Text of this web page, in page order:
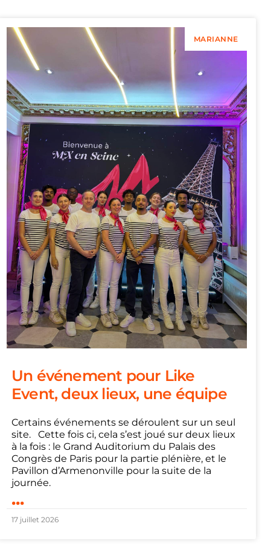
MARIANNE
Un événement pour Like
Event, deux lieux, une équipe
Certains événements se déroulent sur un seul
site. Cette fois ci, cela s’est joué sur deux lieux
à la fois : le Grand Auditorium du Palais des
Congrès de Paris pour la partie plénière, et le
Pavillon d’Armenonville pour la suite de la
journée.
...
17 juillet 2026